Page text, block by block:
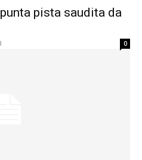
pista saudita da
0